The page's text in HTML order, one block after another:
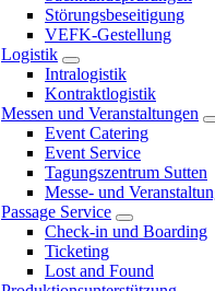
Störungsbeseitigung
VEFK-Gestellung
Logistik
Intralogistik
Kontraktlogistik
Messen und Veranstaltungen
Event Catering
Event Service
Tagungszentrum Sutten
Messe- und
Passage Service
Check-in und Boarding
Ticketing
Lost and Found